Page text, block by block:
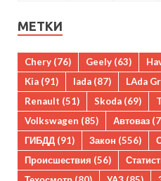
МЕТКИ
Chery (76) Geely (63)
Kia (91) lada (87) LAda
Renault (51) Skoda (69)
Volkswagen (85) Автоваз
ГИБДД (91) Закон (556)
Происшествия (56)